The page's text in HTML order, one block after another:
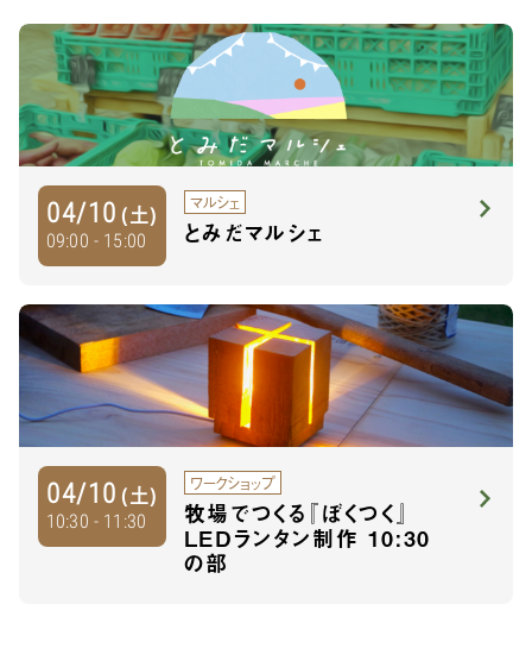
04/10 (土)
09:00 - 15:00
マルシェ
とみだマルシェ
04/10 (土)
10:30 - 11:30
ワークショップ
牧場でつくる『ぼくつく』
LEDランタン制作 10:30
の部